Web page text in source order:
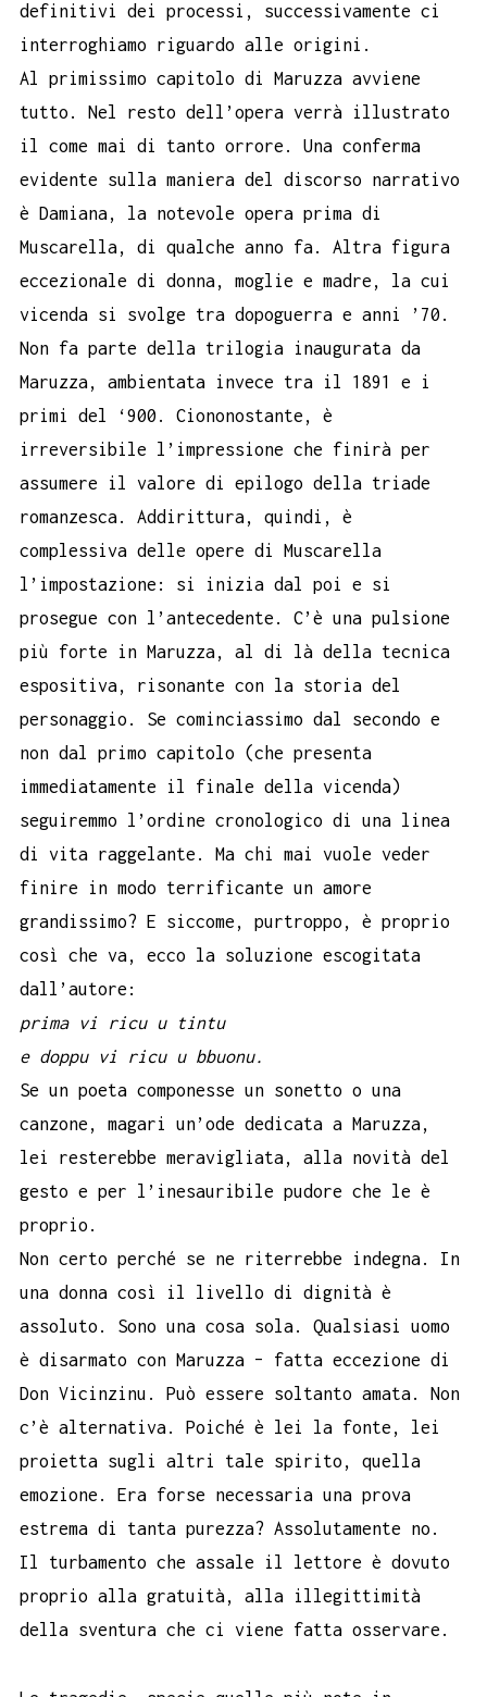
definitivi dei processi, successivamente ci
interroghiamo riguardo alle origini.
Al primissimo capitolo di Maruzza avviene
tutto. Nel resto dell’opera verrà illustrato
il come mai di tanto orrore. Una conferma
evidente sulla maniera del discorso narrativo
è Damiana, la notevole opera prima di
Muscarella, di qualche anno fa. Altra figura
eccezionale di donna, moglie e madre, la cui
vicenda si svolge tra dopoguerra e anni ’70.
Non fa parte della trilogia inaugurata da
Maruzza, ambientata invece tra il 1891 e i
primi del ‘900. Ciononostante, è
irreversibile l’impressione che finirà per
assumere il valore di epilogo della triade
romanzesca. Addirittura, quindi, è
complessiva delle opere di Muscarella
l’impostazione: si inizia dal poi e si
prosegue con l’antecedente. C’è una pulsione
più forte in Maruzza, al di là della tecnica
espositiva, risonante con la storia del
personaggio. Se cominciassimo dal secondo e
non dal primo capitolo (che presenta
immediatamente il finale della vicenda)
seguiremmo l’ordine cronologico di una linea
di vita raggelante. Ma chi mai vuole veder
finire in modo terrificante un amore
grandissimo? E siccome, purtroppo, è proprio
così che va, ecco la soluzione escogitata
dall’autore:
prima vi ricu u tintu
e doppu vi ricu u bbuonu.
Se un poeta componesse un sonetto o una
canzone, magari un’ode dedicata a Maruzza,
lei resterebbe meravigliata, alla novità del
gesto e per l’inesauribile pudore che le è
proprio.
Non certo perché se ne riterrebbe indegna. In
una donna così il livello di dignità è
assoluto. Sono una cosa sola. Qualsiasi uomo
è disarmato con Maruzza – fatta eccezione di
Don Vicinzinu. Può essere soltanto amata. Non
c’è alternativa. Poiché è lei la fonte, lei
proietta sugli altri tale spirito, quella
emozione. Era forse necessaria una prova
estrema di tanta purezza? Assolutamente no.
Il turbamento che assale il lettore è dovuto
proprio alla gratuità, alla illegittimità
della sventura che ci viene fatta osservare.